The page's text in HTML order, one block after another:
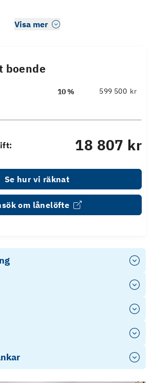
Visa mer
boende
10 % kr
18 807 kr
Se hur vi räknat
om lånelöfte